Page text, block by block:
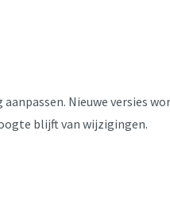
Nieuwe versies
blijft van wijzigingen.